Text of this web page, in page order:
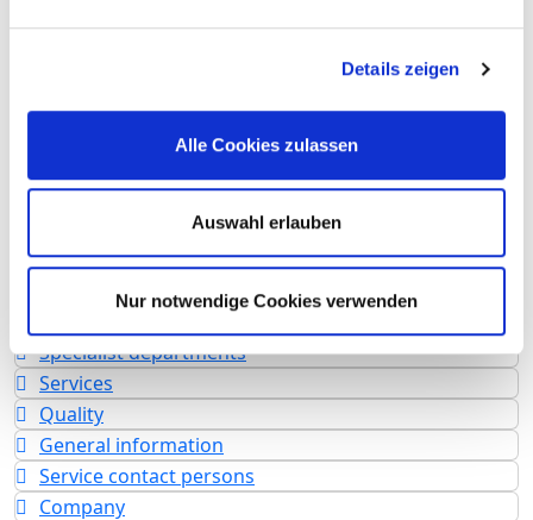
Details zeigen
Alle Cookies zulassen
Auswahl erlauben
Nur notwendige Cookies verwenden
Number of partial inpatient cases: 211
Hospital owners: Gemeinschaftskrankenhaus
Herdecke gGmbH
Academic teaching hospital
Specialist departments
Services
Quality
General information
Service contact persons
Company